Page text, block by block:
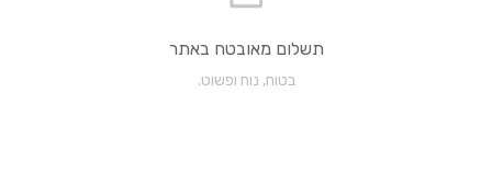
תשלום מאובטח באתר
בטוח, נוח ופשוט.